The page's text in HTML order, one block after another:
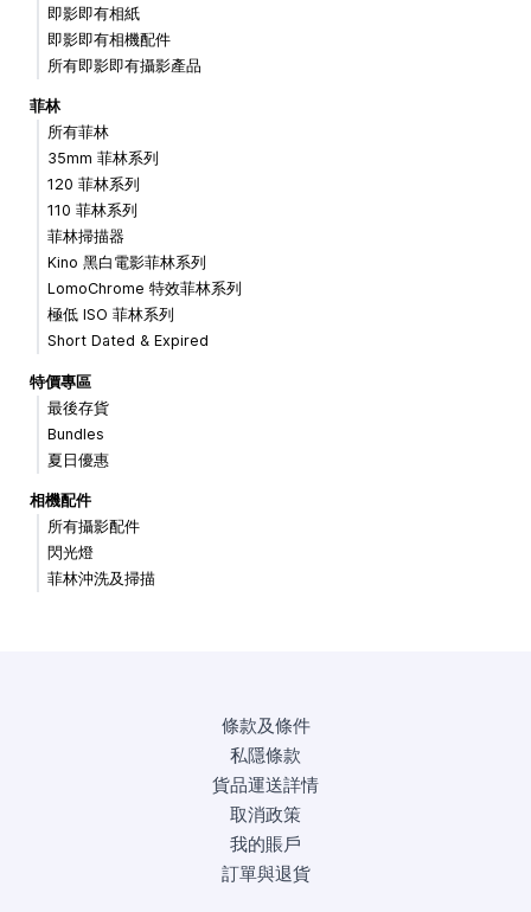
即影即有相紙
即影即有相機配件
所有即影即有攝影產品
菲林
所有菲林
35mm 菲林系列
120 菲林系列
110 菲林系列
菲林掃描器
Kino 黑白電影菲林系列
LomoChrome 特效菲林系列
極低 ISO 菲林系列
Short Dated & Expired
特價專區
最後存貨
Bundles
夏日優惠
相機配件
所有攝影配件
閃光燈
菲林沖洗及掃描
條款及條件
私隱條款
貨品運送詳情
取消政策
我的賬戶
訂單與退貨